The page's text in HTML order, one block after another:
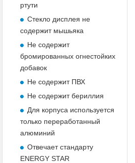
ртути
Стекло дисплея не
содержит мышьяка
Не содержит
бромированных огнестойких
добавок
Не содержит ПВХ
Не содержит бериллия
Для корпуса используется
только переработанный
алюминий
Отвечает стандарту
ENERGY STAR